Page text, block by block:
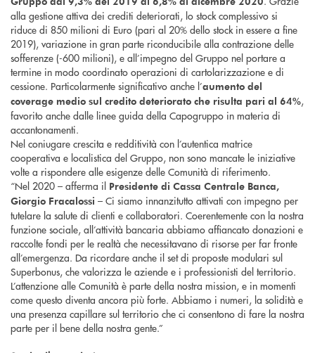
alla gestione attiva dei crediti deteriorati, lo stock complessivo si
riduce di 850 milioni di Euro (pari al 20% dello stock in essere a fine
2019), variazione in gran parte riconducibile alla contrazione delle
sofferenze (-600 milioni), e all’impegno del Gruppo nel portare a
termine in modo coordinato operazioni di cartolarizzazione e di
cessione. Particolarmente significativo anche l’aumento del
coverage medio sul credito deteriorato che risulta pari al 64%,
favorito anche dalle linee guida della Capogruppo in materia di
accantonamenti.
Nel coniugare crescita e redditività con l’autentica matrice
cooperativa e localistica del Gruppo, non sono mancate le iniziative
volte a rispondere alle esigenze delle Comunità di riferimento.
“Nel 2020 – afferma il Presidente di Cassa Centrale Banca,
Giorgio Fracalossi – Ci siamo innanzitutto attivati con impegno per
tutelare la salute di clienti e collaboratori. Coerentemente con la nostra
funzione sociale, all’attività bancaria abbiamo affiancato donazioni e
raccolte fondi per le realtà che necessitavano di risorse per far fronte
all’emergenza. Da ricordare anche il set di proposte modulari sul
Superbonus, che valorizza le aziende e i professionisti del territorio.
L’attenzione alle Comunità è parte della nostra mission, e in momenti
come questo diventa ancora più forte. Abbiamo i numeri, la solidità e
una presenza capillare sul territorio che ci consentono di fare la nostra
parte per il bene della nostra gente.”